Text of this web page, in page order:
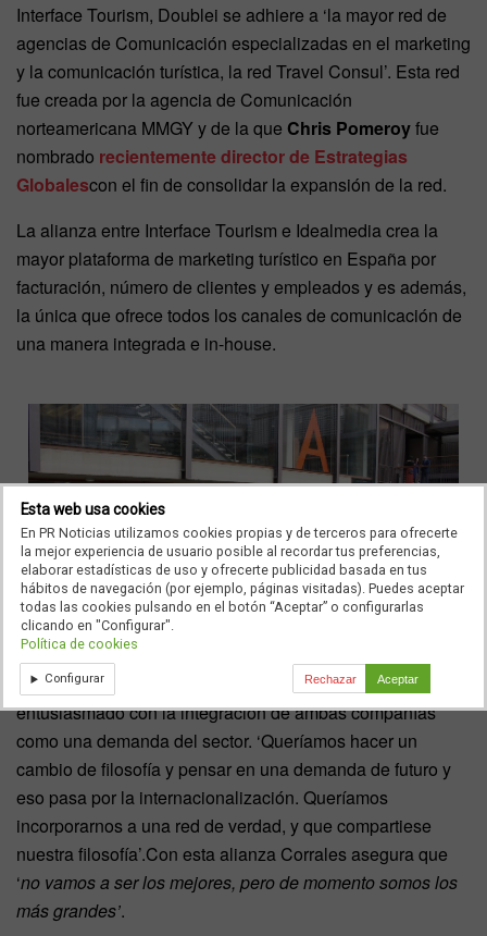
Interface Tourism, Doublei se adhiere a ‘la mayor red de
agencias de Comunicación especializadas en el marketing
y la comunicación turística, la red Travel Consul’. Esta red
fue creada por la agencia de Comunicación
norteamericana MMGY y de la que Chris Pomeroyfue
nombrado recientemente director de Estrategias
Globalescon el fin de consolidar la expansión de la red.
La alianza entre Interface Tourism e Idealmedia crea la
mayor plataforma de marketing turístico en España por
facturación, número de clientes y empleados y es además,
la única que ofrece todos los canales de comunicación de
una manera integrada e in-house.
Durante la presentación, Marcial Corralesse mostró
entusiasmado con la integración de ambas compañías
como una demanda del sector. ‘Queríamos hacer un
cambio de filosofía y pensar en una demanda de futuro y
eso pasa por la internacionalización. Queríamos
incorporarnos a una red de verdad, y que compartiese
nuestra filosofía’.Con esta alianza Corrales asegura que
‘no vamos a ser los mejores, pero de momento somos los
más grandes’.
Esta web usa cookies
En PR Noticias utilizamos cookies propias y de terceros para ofrecerte
la mejor experiencia de usuario posible al recordar tus preferencias,
elaborar estadísticas de uso y ofrecerte publicidad basada en tus
hábitos de navegación (por ejemplo, páginas visitadas). Puedes aceptar
todas las cookies pulsando en el botón “Aceptar” o configurarlas
clicando en "Configurar".
Política de cookies
Configurar Rechazar Aceptar